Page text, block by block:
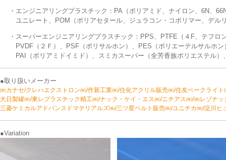
・エンジニアリングプラスチック：PA（ポリアミド、ナイロン、6N、
ユニレート、POM（ポリアセタール、ジュラコン・コポリマー、デル
・スーパーエンジニアリングプラスチック：PPS、PTFE（４F、テフ
PVDF（２Ｆ）、PSF（ポリサルホン）、PES（ポリエーテルサルホ
PAI（ポリアミドイミド）、スミカスーパー（全芳香族ポリエステル
●取り扱いメーカー
㈱カナセ/クレハエクストロン㈱/作新工業㈱/住化アクリル販売㈱/住友ベークライ
大日製罐㈱/東レプラスチック精工㈱/ナック・ケイ・エス㈱/ニチアス㈱/㈱レゾナ
三菱ケミカルアドバンスドマテリアルズ㈱/三ツ星ベルト販売㈱/ユニチカ㈱/淀川ヒ
●Variation